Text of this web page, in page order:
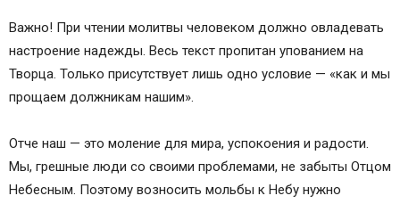
Важно! При чтении молитвы человеком должно овладевать
настроение надежды. Весь текст пропитан упованием на
Творца. Только присутствует лишь одно условие — «как и мы
прощаем должникам нашим».
Отче наш — это моление для мира, успокоения и радости.
Мы, грешные люди со своими проблемами, не забыты Отцом
Небесным. Поэтому возносить мольбы к Небу нужно